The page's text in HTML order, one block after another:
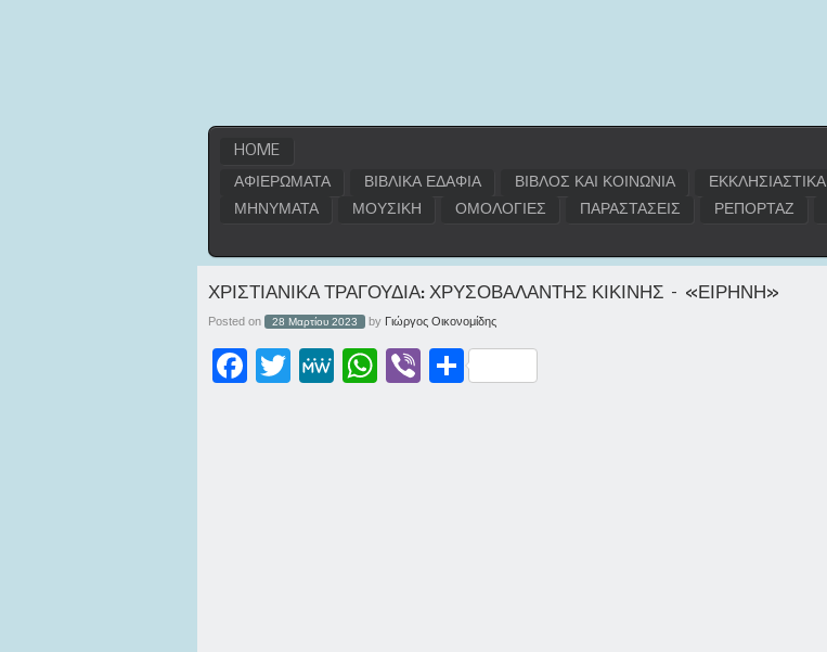
HOME
ΑΦΙΕΡΩΜΑΤΑ
ΒΙΒΛΙΚΑ ΕΔΑΦΙΑ ΒΙΒΛΟΣ ΚΑΙ ΚΟΙΝΩΝΙΑ ΕΚΚΛΗΣΙΑΣΤΙΚΑ
ΜΗΝΥΜΑΤΑ
ΜΟΥΣΙΚΗ ΟΜΟΛΟΓΙΕΣ ΠΑΡΑΣΤΑΣΕΙΣ ΡΕΠΟΡΤΑΖ
ΧΡΙΣΤΙΑΝΙΚΑ ΤΡΑΓΟΥΔΙΑ: ΧΡΥΣΟΒΑΛΑΝΤΗΣ ΚΙΚΙΝΗΣ – «ΕΙΡΗΝΗ»
Posted on 28 Μαρτίου 2023 by Γιώργος Οικονομίδης
Facebook Twitter MeWe WhatsAppViber Μοιραστείτε